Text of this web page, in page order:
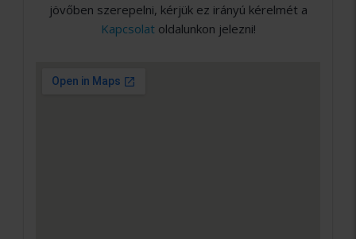
jövőben szerepelni, kérjük ez irányú kérelmét a
Kapcsolatoldalunkon jelezni!